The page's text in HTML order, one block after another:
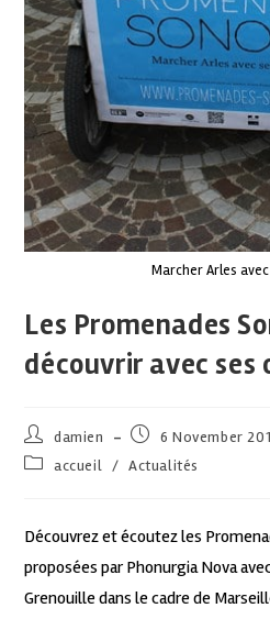
Marcher Arles
Les Promenades
découvrir avec ses
damien
6 November
accueil / Actualités
Découvrez et écoutez les
proposéespar Phonurgia Nova
Grenouille dans le cadre de